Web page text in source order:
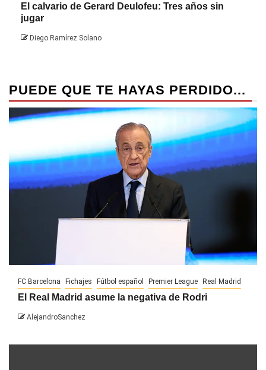
El calvario de Gerard Deulofeu: Tres años sin
jugar
Diego Ramírez Solano
PUEDE QUE TE HAYAS PERDIDO...
FC Barcelona Fichajes Fútbol español Premier League Real Madrid
El Real Madrid asume la negativa de Rodri
AlejandroSanchez